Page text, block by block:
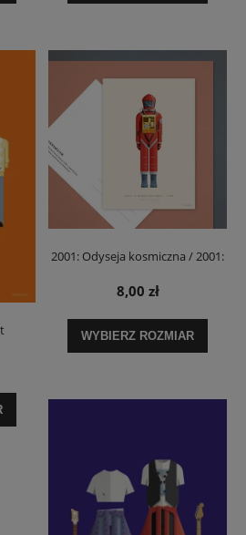
2001: Odyseja kosmiczna / 2001:
A Space Odyssey Dave Bowman -
pocztówka
8,00 zł
WYBIERZ ROZMIAR